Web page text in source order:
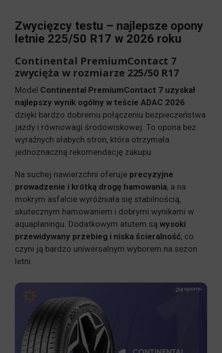
Greentrac Quest-X
(befriedigend)
3,1
dostateczna
Leao Nova-Force Acro
dostateczna
Linglong Sport Master
dostateczna
(ausreichend)
Zwycięzcy testu – najlepsze opony
letnie 225/50 R17 w 2026 roku
Continental PremiumContact 7
zwycięża w rozmiarze 225/50 R17
Model Continental PremiumContact 7 uzyskał
najlepszy wynik ogólny w teście ADAC 2026
dzięki bardzo dobremu połączeniu bezpieczeństwa
jazdy i równowagi środowiskowej. To opona bez
wyraźnych słabych stron, która otrzymała
jednoznaczną rekomendację zakupu.
Na suchej nawierzchni oferuje precyzyjne
prowadzenie i krótką drogę hamowania, a na
mokrym asfalcie wyróżniała się stabilnością,
skutecznym hamowaniem i dobrymi wynikami w
aquaplaningu. Dodatkowym atutem są wysoki
przewidywany przebieg i niska ścieralność, co
czyni ją bardzo uniwersalnym wyborem na sezon
letni.